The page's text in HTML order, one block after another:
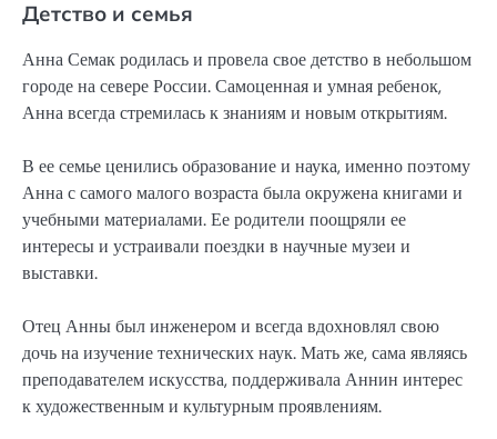
Детство и семья
Анна Семак родилась и провела свое детство в небольшом
городе на севере России. Самоценная и умная ребенок,
Анна всегда стремилась к знаниям и новым открытиям.
В ее семье ценились образование и наука, именно поэтому
Анна с самого малого возраста была окружена книгами и
учебными материалами. Ее родители поощряли ее
интересы и устраивали поездки в научные музеи и
выставки.
Отец Анны был инженером и всегда вдохновлял свою
дочь на изучение технических наук. Мать же, сама являясь
преподавателем искусства, поддерживала Аннин интерес
к художественным и культурным проявлениям.